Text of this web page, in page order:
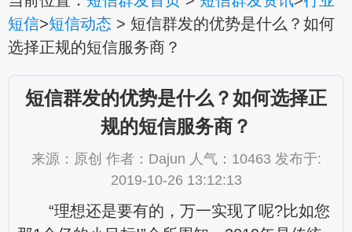
短信>短信动态 > 短信群发的优势是什么？如何
选择正规的短信服务商？
短信群发的优势是什么？如何选择正
规的短信服务商？
来源：原创 作者：Dajun 人气：10463 发布于:
2019-10-26 13:12:13
“理想还是要有的，万一实现了呢?比如您